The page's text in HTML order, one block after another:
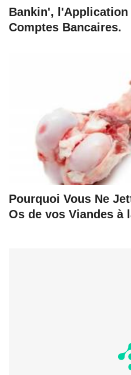
Bankin', l'Application
Comptes Bancaires.
Pourquoi Vous Ne
Os de vos Viandes à